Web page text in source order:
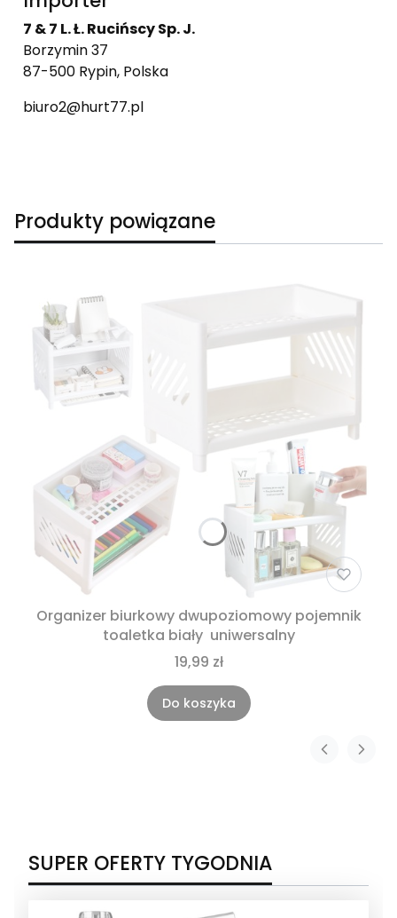
7 & 7 L. Ł. Rucińscy Sp. J.
Borzymin 37
87-500 Rypin, Polska
biuro2@hurt77.pl
Produkty powiązane
Organizer biurkowy dwupoziomowy pojemnik
toaletka biały uniwersalny
19,99 zł
Do koszyka
SUPER OFERTY TYGODNIA